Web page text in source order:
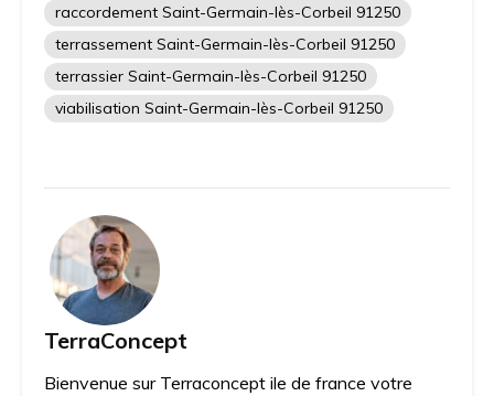
raccordement Saint-Germain-lès-Corbeil 91250
terrassement Saint-Germain-lès-Corbeil 91250
terrassier Saint-Germain-lès-Corbeil 91250
viabilisation Saint-Germain-lès-Corbeil 91250
TerraConcept
Bienvenue sur Terraconcept ile de france votre